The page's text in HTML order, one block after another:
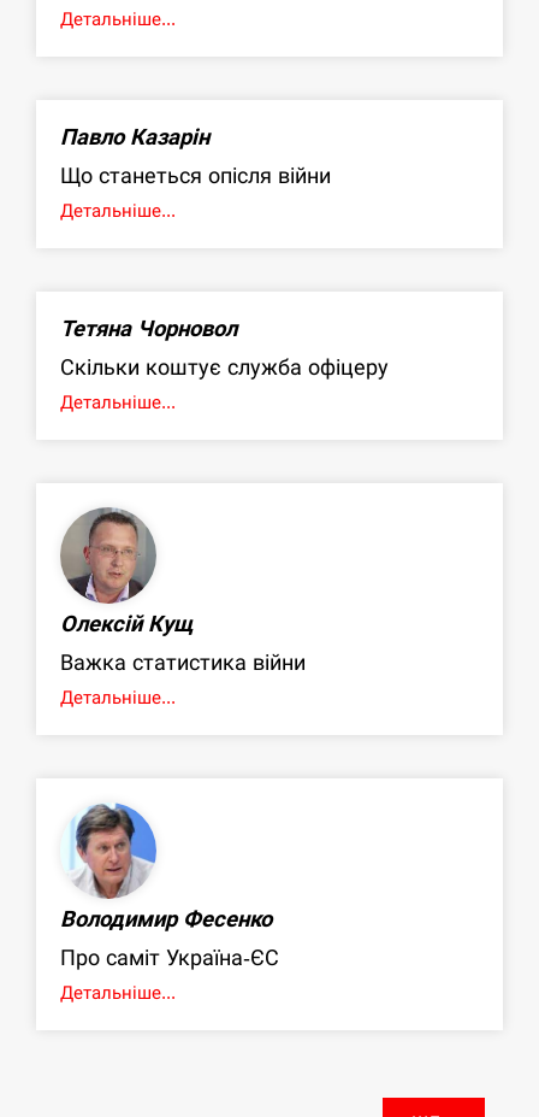
Детальніше...
Павло Казарін
Що станеться опісля війни
Детальніше...
Тетяна Чорновол
Скільки коштує служба офіцеру
Детальніше...
Олексій Кущ
Важка статистика війни
Детальніше...
Володимир Фесенко
Про саміт Україна-ЄС
Детальніше...